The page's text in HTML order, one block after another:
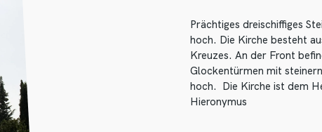
Prächtiges dreischiffiges
hoch. Die Kirche besteht
Kreuzes. An der Front
Glockentürmen mit
hoch. Die Kirche ist dem
Hieronymus